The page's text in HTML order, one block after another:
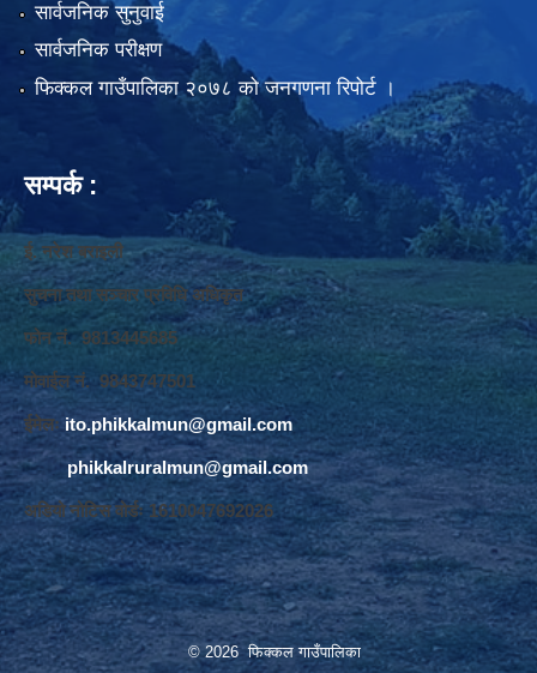
सार्वजनिक सुनुवाई
सार्वजनिक परीक्षण
फिक्कल गाउँपालिका २०७८ को जनगणना रिपोर्ट ।
सम्पर्क :
ई. नरेश बराइली
सुचना तथा सञ्‍चार प्रविधि अधिकृत
फोन नं. 9813445685
मोवाईल नं. 9843747501
ईमेलः ito.phikkalmun@gmail.com
phikkalruralmun@gmail.com
अडियो नोटिस वोर्डः 1610047692026
© 2026 फिक्कल गाउँपालिका